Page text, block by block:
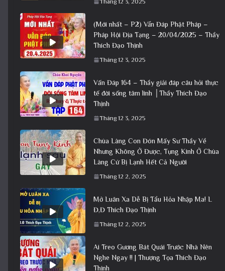
Tháng 12 3, 2025
(Mới nhất – P2) Vấn Đáp Phật Pháp –
Pháp Hội Địa Tạng – 20/04/2025 – Thầy
Thích Đạo Thịnh
Tháng 12 3, 2025
Vấn Đáp 164 – Thầy giải đáp câu hỏi thực
tế đời sống tâm linh │Thầy Thích Đạo
Thịnh
Tháng 12 3, 2025
Chùa Làng Con Đón Mấy Sư Thầy Về
Nhưng Không Ở Được, Tụng Kinh Ở Chùa
Làng Cứ Bị Lạnh Hết Cả Người
Tháng 12 2, 2025
Mở Luân Xa Dễ Bị Tẩu Hỏa Nhập Ma! L
Đ,Đ Thích Đạo Thịnh
Tháng 12 2, 2025
Ai Treo Gương Bát Quái Trước Nhà Nên
Nghe Ngay !! | Thượng Tọa Thích Đạo
Thịnh